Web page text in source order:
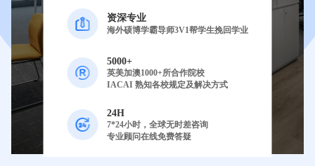
资深专业
海外硕博学霸导师3V1帮学生挽回学业
5000+
英美加澳1000+所合作院校
IACAI 熟知各校规定及解决方式
24H
7*24小时，全球无时差咨询
专业顾问在线免费答疑